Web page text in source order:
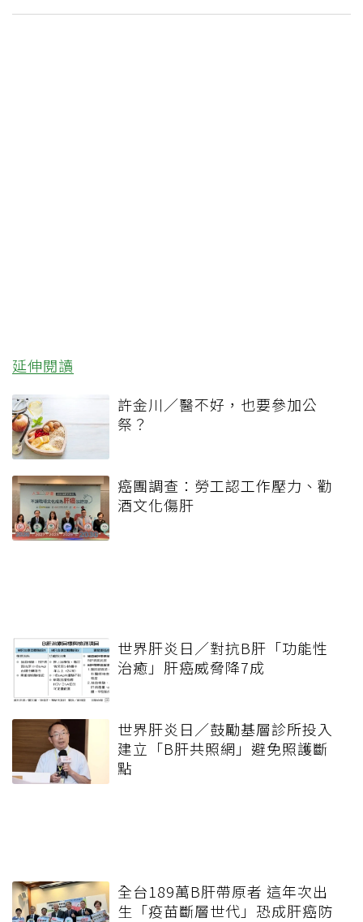
延伸閱讀
許金川／醫不好，也要參加公
祭？
癌團調查：勞工認工作壓力、勸
酒文化傷肝
世界肝炎日／對抗B肝「功能性
治癒」肝癌威脅降7成
世界肝炎日／鼓勵基層診所投入
建立「B肝共照網」避免照護斷
點
全台189萬B肝帶原者 這年次出
生「疫苗斷層世代」恐成肝癌防